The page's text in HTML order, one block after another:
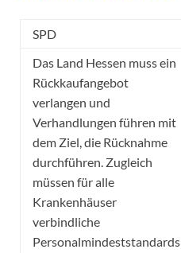
SPD
Das Land Hessen muss ein
Rückkaufangebot
verlangen und
Verhandlungen führen mit
dem Ziel, die Rücknahme
durchführen. Zugleich
müssen für alle
Krankenhäuser
verbindliche
Personalmindeststandards